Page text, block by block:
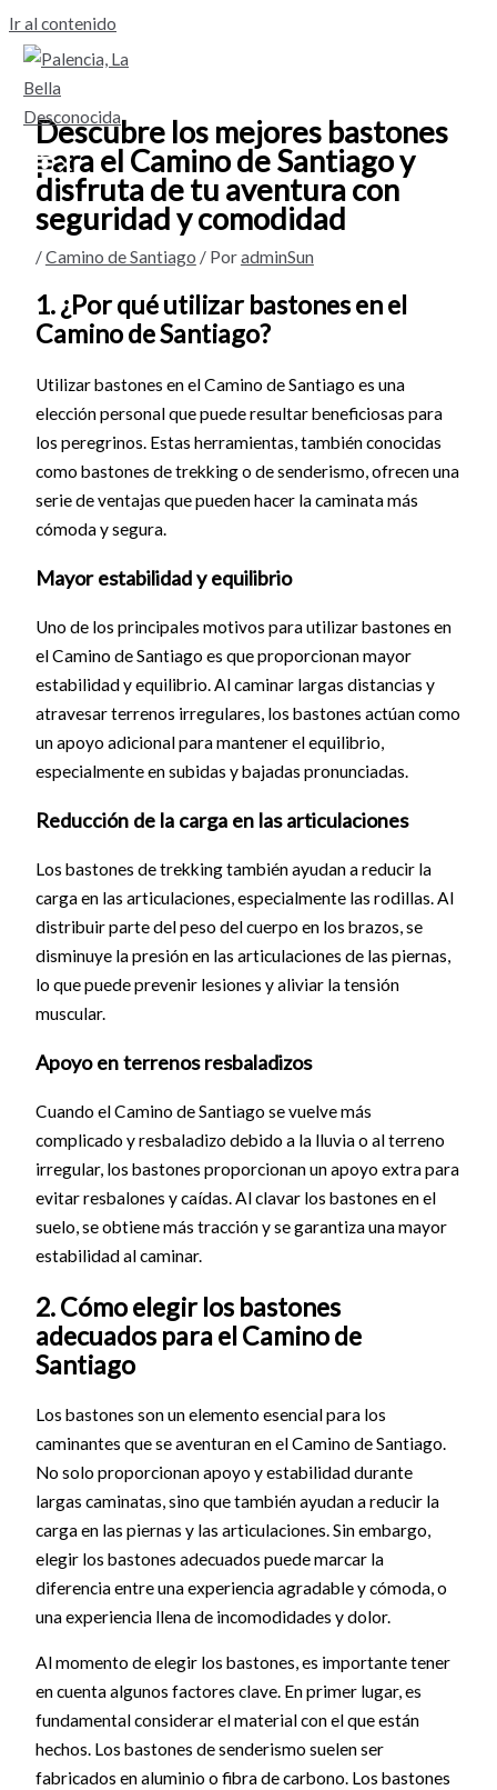
Ir al contenido
Descubre los mejores bastones
para el Camino de Santiago y
disfruta de tu aventura con
seguridad y comodidad
/Camino de Santiago / PoradminSun
1. ¿Por qué utilizar bastones en el
Camino de Santiago?
Utilizar bastones en el Camino de Santiago es una
elección personal que puede resultar beneficiosas para
los peregrinos. Estas herramientas, también conocidas
como bastones de trekking o de senderismo, ofrecen una
serie de ventajas que pueden hacer la caminata más
cómoda y segura.
Mayor estabilidad y equilibrio
Uno de los principales motivos para utilizar bastones en
el Camino de Santiago es que proporcionan mayor
estabilidad y equilibrio. Al caminar largas distancias y
atravesar terrenos irregulares, los bastones actúan como
un apoyo adicional para mantener el equilibrio,
especialmente en subidas y bajadas pronunciadas.
Reducción de la carga en las articulaciones
Los bastones de trekking también ayudan a reducir la
carga en las articulaciones, especialmente las rodillas. Al
distribuir parte del peso del cuerpo en los brazos, se
disminuye la presión en las articulaciones de las piernas,
lo que puede prevenir lesiones y aliviar la tensión
muscular.
Apoyo en terrenos resbaladizos
Cuando el Camino de Santiago se vuelve más
complicado y resbaladizo debido a la lluvia o al terreno
irregular, los bastones proporcionan un apoyo extra para
evitar resbalones y caídas. Al clavar los bastones en el
suelo, se obtiene más tracción y se garantiza una mayor
estabilidad al caminar.
2. Cómo elegir los bastones
adecuados para el Camino de
Santiago
Los bastones son un elemento esencial para los
caminantes que se aventuran en el Camino de Santiago.
No solo proporcionan apoyo y estabilidad durante
largas caminatas, sino que también ayudan a reducir la
carga en las piernas y las articulaciones. Sin embargo,
elegir los bastones adecuados puede marcar la
diferencia entre una experiencia agradable y cómoda, o
una experiencia llena de incomodidades y dolor.
Al momento de elegir los bastones, es importante tener
en cuenta algunos factores clave. En primer lugar, es
fundamental considerar el material con el que están
hechos. Los bastones de senderismo suelen ser
fabricados en aluminio o fibra de carbono. Los bastones